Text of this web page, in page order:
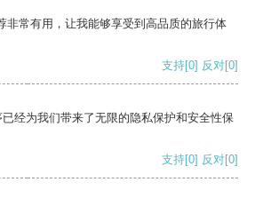
非常有用，让我能够享受到高品质的旅行体
支持[0] 反对[0]
经为我们带来了无限的隐私保护和安全性保
支持[0] 反对[0]